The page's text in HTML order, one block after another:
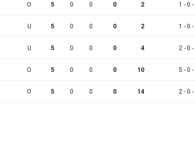
O 5 0 0 0 2 1 - 0 -
U 5 0 0 0 2 1 - 0 -
U 5 0 0 0 4 2 - 0 -
O 5 0 0 0 10 5 - 0 -
O 5 0 0 0 14 2 - 0 -